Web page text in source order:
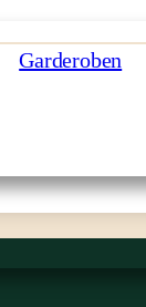
Garderoben